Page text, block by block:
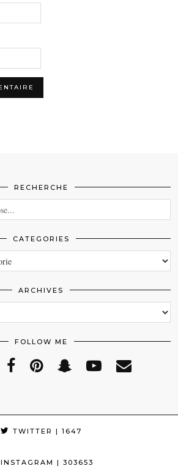
RECHERCHE
CATEGORIES
ARCHIVES
FOLLOW ME
TWITTER | 1647
INSTAGRAM | 303653